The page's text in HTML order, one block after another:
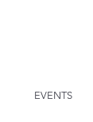
EVENTS